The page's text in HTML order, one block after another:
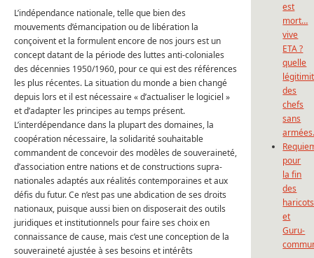
L’indépendance nationale, telle que bien des
mouvements d’émancipation ou de libération la
conçoivent et la formulent encore de nos jours est un
concept datant de la période des luttes anti-coloniales
des décennies 1950/1960, pour ce qui est des références
les plus récentes. La situation du monde a bien changé
depuis lors et il est nécessaire « d’actualiser le logiciel »
et d’adapter les principes au temps présent.
L’interdépendance dans la plupart des domaines, la
coopération nécessaire, la solidarité souhaitable
commandent de concevoir des modèles de souveraineté,
d’association entre nations et de constructions supra-
nationales adaptés aux réalités contemporaines et aux
défis du futur. Ce n’est pas une abdication de ses droits
nationaux, puisque aussi bien on disposerait des outils
juridiques et institutionnels pour faire ses choix en
connaissance de cause, mais c’est une conception de la
souveraineté ajustée à ses besoins et intérêts
est
mort…
vive
ETA ?
quelle
des
chefs
sans
pour
la fin
des
et
Guru-